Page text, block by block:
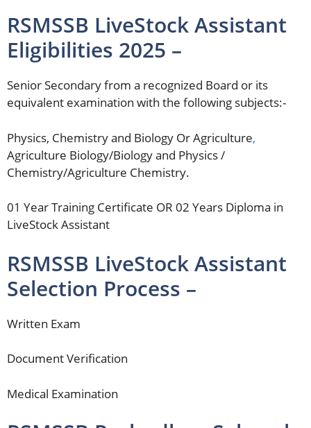
RSMSSB LiveStock Assistant
Eligibilities 2025 –
Senior Secondary from a recognized Board or its
equivalent examination with the following subjects:-
Physics, Chemistry and Biology Or Agriculture,
Agriculture Biology/Biology and Physics /
Chemistry/Agriculture Chemistry.
01 Year Training Certificate OR 02 Years Diploma in
LiveStock Assistant
RSMSSB LiveStock Assistant
Selection Process –
Written Exam
Document Verification
Medical Examination